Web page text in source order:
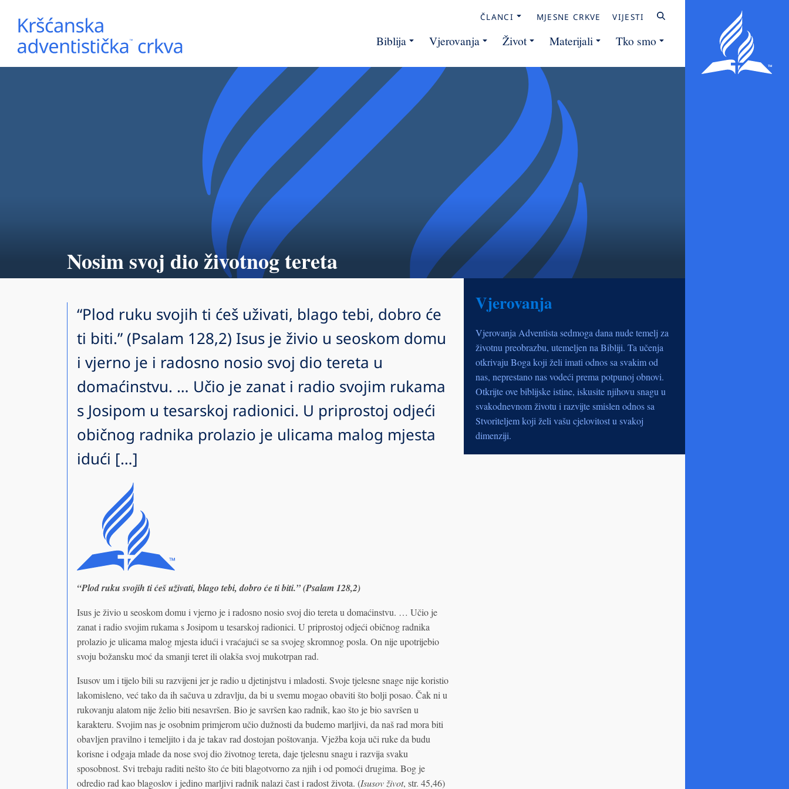
ČLANCI MJESNE CRKVE VIJESTI
Biblija Vjerovanja Život Materijali Tko smo
Nosim svoj dio životnog tereta
“Plod ruku svojih ti ćeš uživati, blago tebi, dobro će
ti biti.” (Psalam 128,2) Isus je živio u seoskom domu
i vjerno je i radosno nosio svoj dio tereta u
domaćinstvu. … Učio je zanat i radio svojim rukama
s Josipom u tesarskoj radionici. U priprostoj odjeći
običnog radnika prolazio je ulicama malog mjesta
idući […]
“Plod ruku svojih ti ćeš uživati, blago tebi, dobro će ti biti.” (Psalam 128,2)
Isus je živio u seoskom domu i vjerno je i radosno nosio svoj dio tereta u domaćinstvu. … Učio je
zanat i radio svojim rukama s Josipom u tesarskoj radionici. U priprostoj odjeći običnog radnika
prolazio je ulicama malog mjesta idući i vraćajući se sa svojeg skromnog posla. On nije upotrijebio
svoju božansku moć da smanji teret ili olakša svoj mukotrpan rad.
Isusov um i tijelo bili su razvijeni jer je radio u djetinjstvu i mladosti. Svoje tjelesne snage nije koristio
lakomisleno, već tako da ih sačuva u zdravlju, da bi u svemu mogao obaviti što bolji posao. Čak ni u
rukovanju alatom nije želio biti nesavršen. Bio je savršen kao radnik, kao što je bio savršen u
karakteru. Svojim nas je osobnim primjerom učio dužnosti da budemo marljivi, da naš rad mora biti
obavljen pravilno i temeljito i da je takav rad dostojan poštovanja. Vježba koja uči ruke da budu
korisne i odgaja mlade da nose svoj dio životnog tereta, daje tjelesnu snagu i razvija svaku
sposobnost. Svi trebaju raditi nešto što će biti blagotvorno za njih i od pomoći drugima. Bog je
odredio rad kao blagoslov i jedino marljivi radnik nalazi čast i radost života. (Isusov život, str. 45,46)
Vjerovanja
Vjerovanja Adventista sedmoga dana nude temelj za
životnu preobrazbu, utemeljen na Bibliji. Ta učenja
otkrivaju Boga koji želi imati odnos sa svakim od
nas, neprestano nas vodeći prema potpunoj obnovi.
Otkrijte ove biblijske istine, iskusite njihovu snagu u
svakodnevnom životu i razvijte smislen odnos sa
Stvoriteljem koji želi vašu cjelovitost u svakoj
dimenziji.